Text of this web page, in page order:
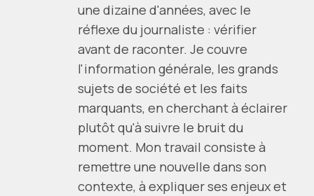
une dizaine d'années, avec le
réflexe du journaliste : vérifier
avant de raconter. Je couvre
l'information générale, les grands
sujets de société et les faits
marquants, en cherchant à éclairer
plutôt qu'à suivre le bruit du
moment. Mon travail consiste à
remettre une nouvelle dans son
contexte, à expliquer ses enjeux et